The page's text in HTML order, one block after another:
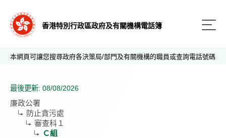
香港特別行政區政府及有關機構電話簿
本網頁可讓您搜尋政府各決策局/部門及有關機構的職員或查詢電話號碼
最後更新: 08/08/2026
廉政公署
防止貪污處
審查科１
Ｃ組